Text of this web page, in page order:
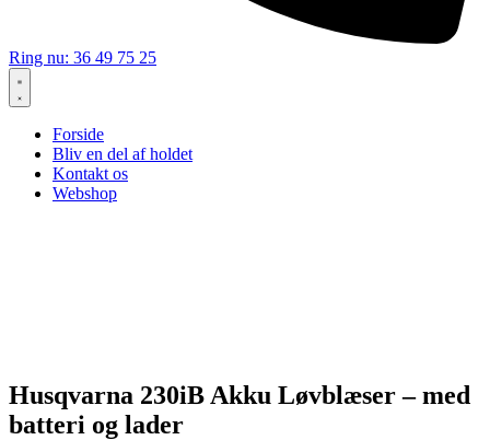
Ring nu: 36 49 75 25
Forside
Bliv en del af holdet
Kontakt os
Webshop
Husqvarna 230iB Akku Løvblæser – med
batteri og lader